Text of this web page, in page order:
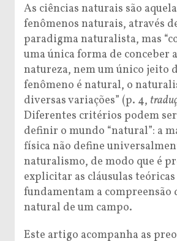
As ciências naturais são
fenômenos naturais, através
paradigma naturalista, mas
uma única forma de conceber
natureza, nem um único jeito
fenômeno é natural, o
diversas variações” (p. 4,
Diferentes critérios podem
definir o mundo “natural”: a
física não define
naturalismo, de modo que é
explicitar as cláusulas teóricas
fundamentam a compreensão
natural de um campo.
Este artigo acompanha as